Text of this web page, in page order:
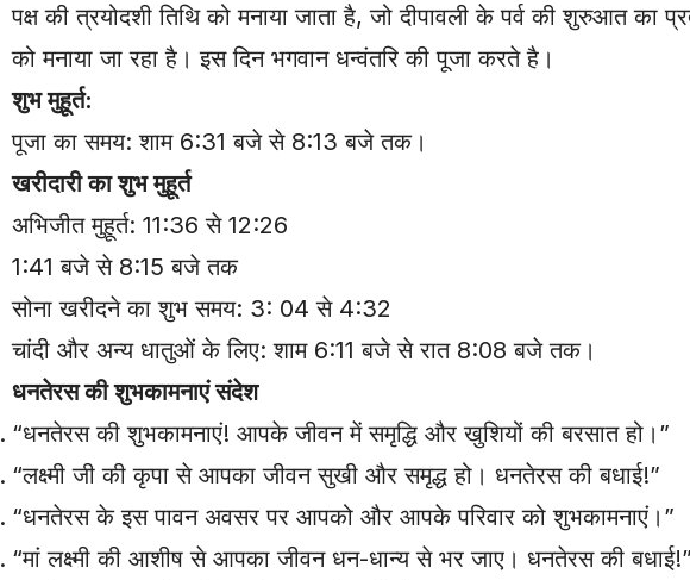
पक्ष की त्रयोदशी तिथि को मनाया जाता है, जो दीपावली के पर्व की शुरुआत
को मनाया जा रहा है। इस दिन भगवान धन्वंतरि की पूजा करते है।
शुभ मुहूर्त:
पूजा का समय: शाम 6:31 बजे से 8:13 बजे तक।
खरीदारी का शुभ मुहूर्त
अभिजीत मुहूर्त: 11:36 से 12:26
1:41 बजे से 8:15 बजे तक
सोना खरीदने का शुभ समय: 3: 04 से 4:32
चांदी और अन्य धातुओं के लिए: शाम 6:11 बजे से रात 8:08 बजे तक।
धनतेरस की शुभकामनाएं संदेश
“धनतेरस की शुभकामनाएं! आपके जीवन में समृद्धि और खुशियों की बरसात हो।”
“लक्ष्मी जी की कृपा से आपका जीवन सुखी और समृद्ध हो। धनतेरस की बधाई!”
“धनतेरस के इस पावन अवसर पर आपको और आपके परिवार को शुभकामनाएं।”
“मां लक्ष्मी की आशीष से आपका जीवन धन-धान्य से भर जाए। धनतेरस की बधाई!”